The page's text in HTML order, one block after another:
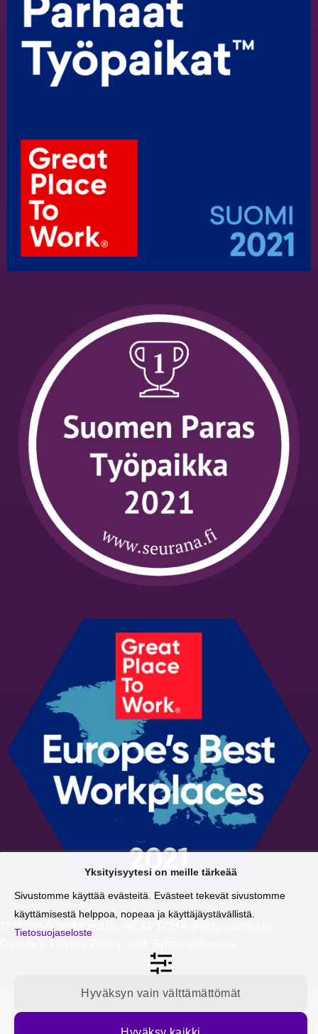
This site is protected by reCAPTCHA and is subject to
Yksityisyytesi on meille tärkeää
Sivustomme käyttää evästeitä. Evästeet tekevät sivustomme
käyttämisestä helppoa, nopeaa ja käyttäjäystävällistä.
Tietosuojaseloste
Hyväksyn vain välttämättömät